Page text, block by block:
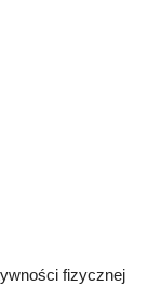
fizycznej